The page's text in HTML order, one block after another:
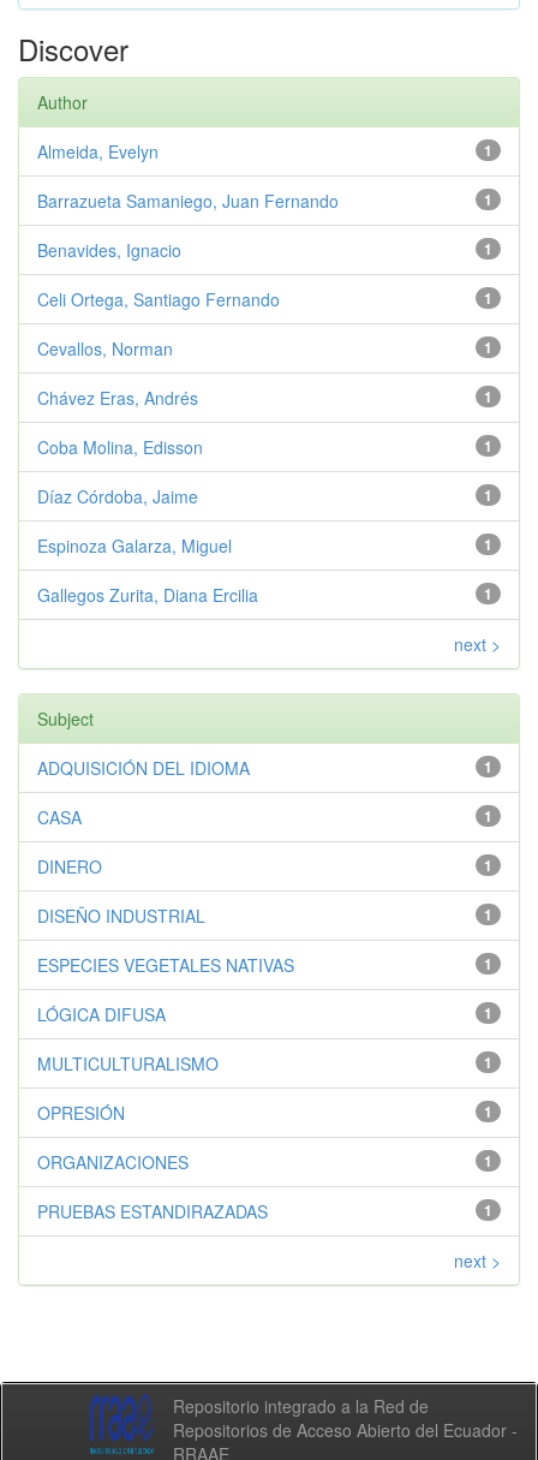
Discover
Author
1
Almeida, Evelyn
1
Barrazueta Samaniego, Juan Fernando
1
Benavides, Ignacio
1
Celi Ortega, Santiago Fernando
1
Cevallos, Norman
1
Chávez Eras, Andrés
1
Coba Molina, Edisson
1
Díaz Córdoba, Jaime
1
Espinoza Galarza, Miguel
1
Gallegos Zurita, Diana Ercilia
next >
Subject
1
ADQUISICIÓN DEL IDIOMA
1
CASA
1
DINERO
1
DISEÑO INDUSTRIAL
1
ESPECIES VEGETALES NATIVAS
1
LÓGICA DIFUSA
1
MULTICULTURALISMO
1
OPRESIÓN
1
ORGANIZACIONES
1
PRUEBAS ESTANDIRAZADAS
next >
Repositorio integrado a la Red de
Repositorios de Acceso Abierto del Ecuador -
RRAAE